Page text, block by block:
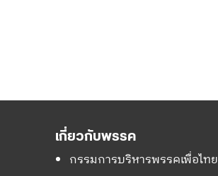
เกี่ยวกับพรรค
กรรมการบริหารพรรคเพื่อไทย